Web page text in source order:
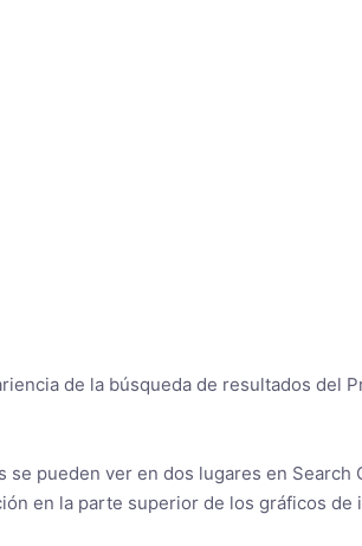
de la búsqueda de resultados del
pueden ver en dos lugares en Search
en la parte superior de los gráficos de